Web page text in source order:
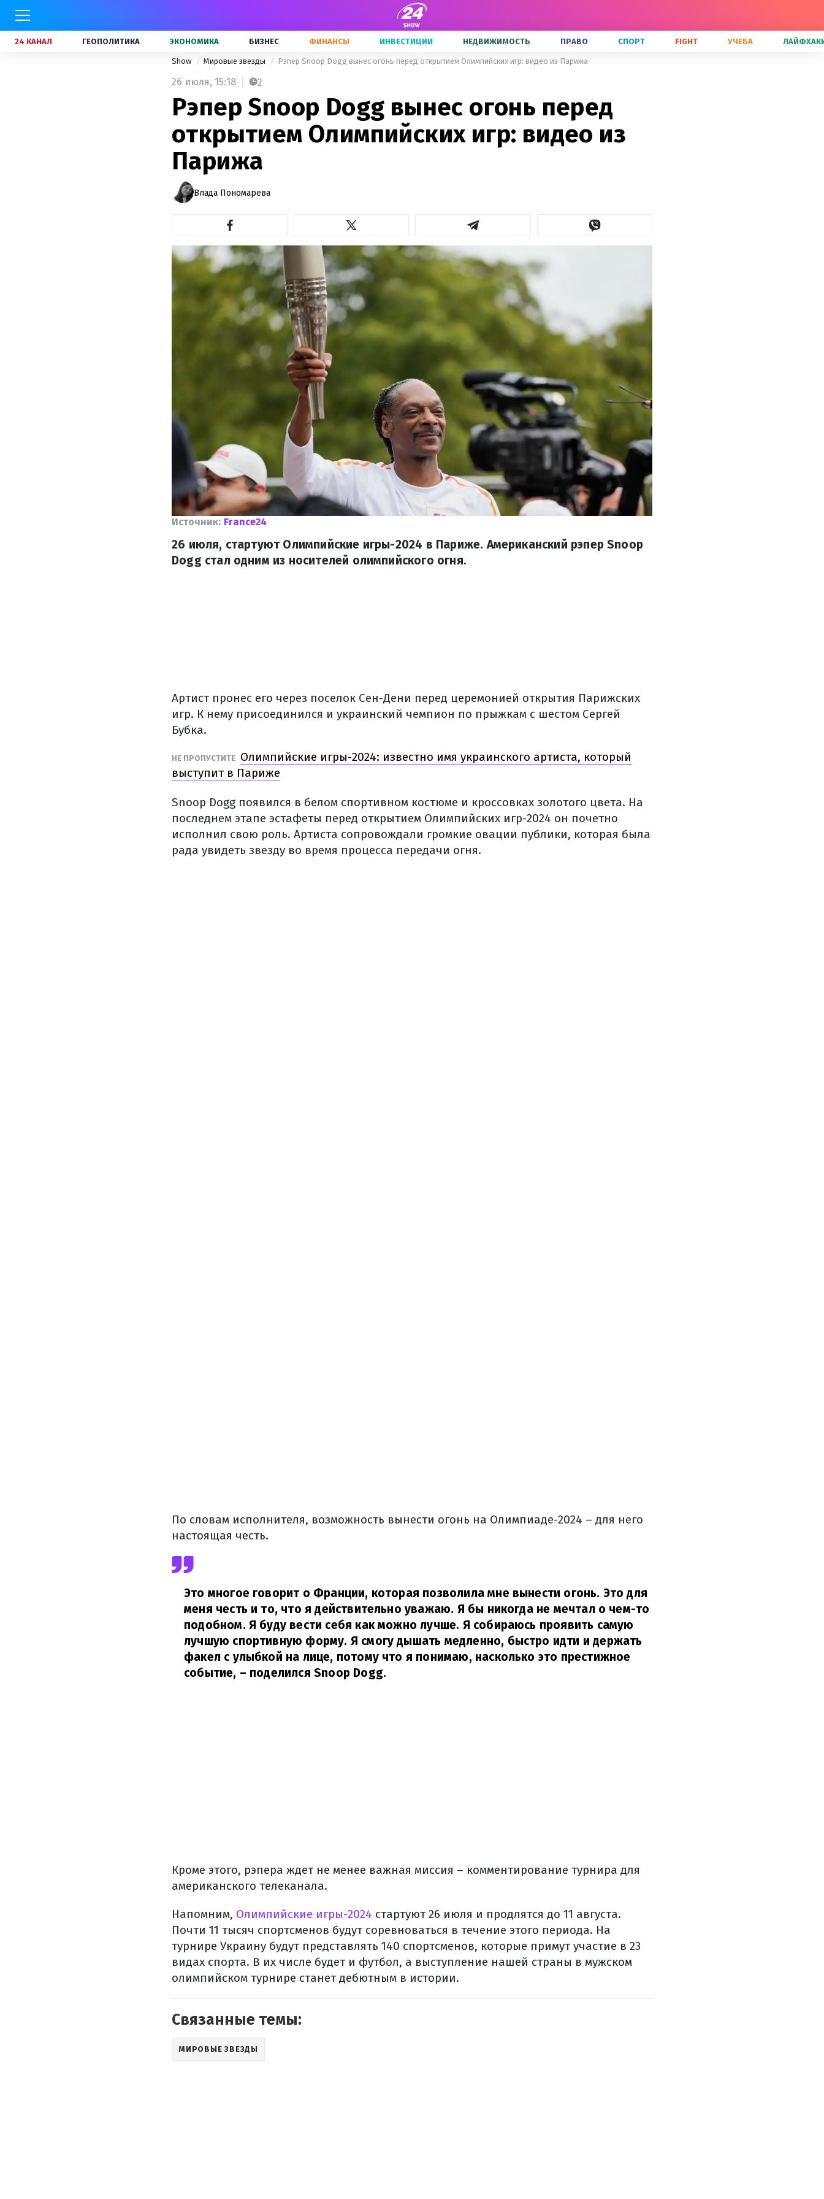
24 КАНАЛ ГЕОПОЛИТИКА ЭКОНОМИКА БИЗНЕС ФИНАНСЫ ИНВЕСТИЦИИ НЕДВИЖИМОСТЬ ПРАВО СПОРТ FIGHT УЧЕБА
Show Мировые звезды Рэпер Snoop Dogg вынес огонь перед открытием Олимпийских игр: видео из Парижа
26 июля, 15:18 2
Рэпер Snoop Dogg вынес огонь перед
открытием Олимпийских игр: видео из
Парижа
Влада Пономарева
Источник: France24
26 июля, стартуют Олимпийские игры-2024 в Париже. Американский рэпер Snoop
Dogg стал одним из носителей олимпийского огня.
Артист пронес его через поселок Сен-Дени перед церемонией открытия Парижских
игр. К нему присоединился и украинский чемпион по прыжкам с шестом Сергей
Бубка.
НЕ ПРОПУСТИТЕ Олимпийские игры-2024: известно имя украинского артиста, который
выступит в Париже
Snoop Dogg появился в белом спортивном костюме и кроссовках золотого цвета. На
последнем этапе эстафеты перед открытием Олимпийских игр-2024 он почетно
исполнил свою роль. Артиста сопровождали громкие овации публики, которая была
рада увидеть звезду во время процесса передачи огня.
По словам исполнителя, возможность вынести огонь на Олимпиаде-2024 – для него
настоящая честь.
Это многое говорит о Франции, которая позволила мне вынести огонь. Это для
меня честь и то, что я действительно уважаю. Я бы никогда не мечтал о чем-то
подобном. Я буду вести себя как можно лучше. Я собираюсь проявить самую
лучшую спортивную форму. Я смогу дышать медленно, быстро идти и держать
факел с улыбкой на лице, потому что я понимаю, насколько это престижное
событие, – поделился Snoop Dogg.
Кроме этого, рэпера ждет не менее важная миссия – комментирование турнира для
американского телеканала.
Напомним, Олимпийские игры-2024 стартуют 26 июля и продлятся до 11 августа.
Почти 11 тысяч спортсменов будут соревноваться в течение этого периода. На
турнире Украину будут представлять 140 спортсменов, которые примут участие в 23
видах спорта. В их числе будет и футбол, а выступление нашей страны в мужском
олимпийском турнире станет дебютным в истории.
Связанные темы:
МИРОВЫЕ ЗВЕЗДЫ